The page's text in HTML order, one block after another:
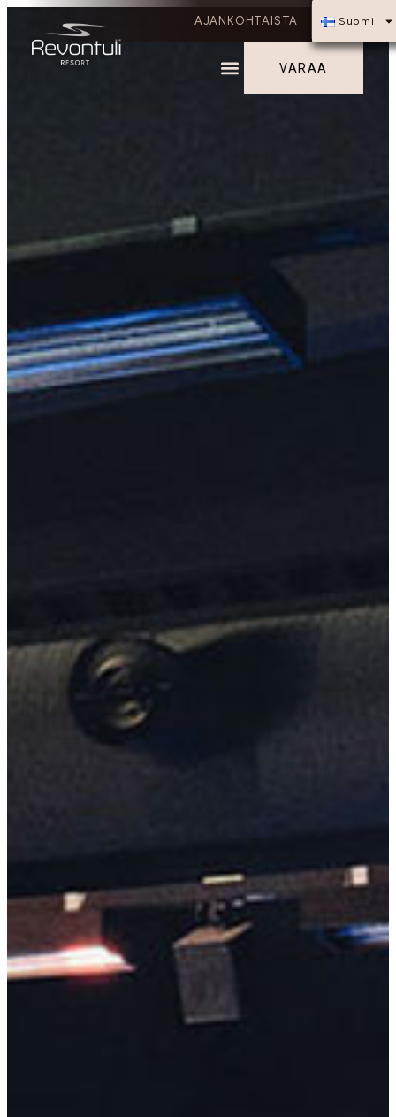
Suomi
AJANKOHTAISTA
VARAA